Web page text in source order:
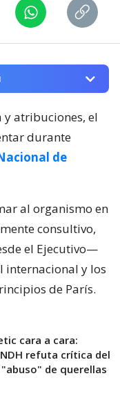
atribuciones, el
durante
de
al organismo en
consultivo,
el Ejecutivo—
internacional y los
de París.
cara a cara:
refuta crítica del
de querellas